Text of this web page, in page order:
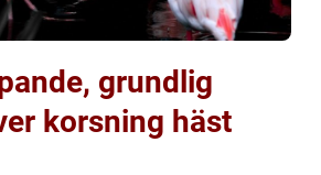
grundlig
korsning häst